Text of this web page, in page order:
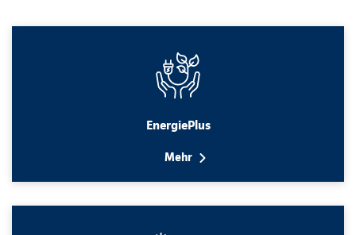
EnergiePlus
Mehr